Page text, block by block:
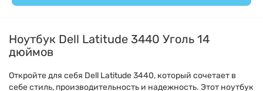
Ноутбук Dell Latitude 3440 Уголь 14
дюймов
Откройте для себя Dell Latitude 3440, который сочетает в
себе стиль, производительность и надежность. Этот ноутбук